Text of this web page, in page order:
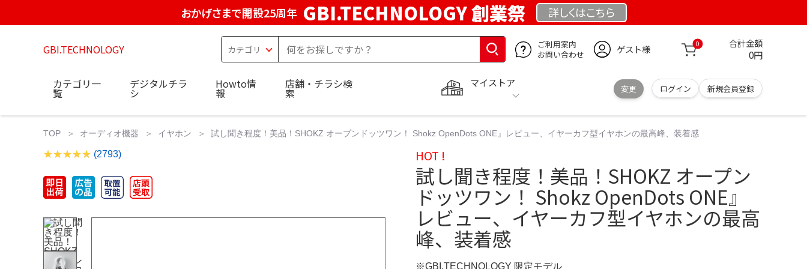
おかげさまで開設25周年 GBI.TECHNOLOGY 創業祭 詳しくはこちら
GBI.TECHNOLOGY
ご利用案内
お問い合わせ
ゲスト様 0 合計金額
0円
マイストア
変更 ログイン 新規会員登録
カテゴリ一
覧
デジタルチラ
シ
Howto情
報
店舗・チラシ検
索
TOP オーディオ機器 イヤホン 試し聞き程度！美品！SHOKZ オープンドッツワン！ Shokz OpenDots ONE』レビュー、イヤーカフ型イヤホンの最高峰、装着感
(2793) HOT !
試し聞き程度！美品！SHOKZ オープン
ドッツワン！ Shokz OpenDots ONE』
レビュー、イヤーカフ型イヤホンの最高
峰、装着感
※GBI.TECHNOLOGY 限定モデル